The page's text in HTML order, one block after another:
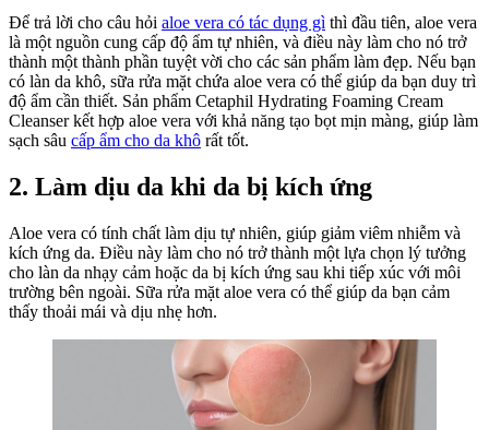
Để trả lời cho câu hỏi aloe vera có tác dụng gì thì đầu tiên, aloe vera
là một nguồn cung cấp độ ẩm tự nhiên, và điều này làm cho nó trở
thành một thành phần tuyệt vời cho các sản phẩm làm đẹp. Nếu bạn
có làn da khô, sữa rửa mặt chứa aloe vera có thể giúp da bạn duy trì
độ ẩm cần thiết. Sản phẩm Cetaphil Hydrating Foaming Cream
Cleanser kết hợp aloe vera với khả năng tạo bọt mịn màng, giúp làm
sạch sâu cấp ẩm cho da khô rất tốt.
2. Làm dịu da khi da bị kích ứng
Aloe vera có tính chất làm dịu tự nhiên, giúp giảm viêm nhiễm và
kích ứng da. Điều này làm cho nó trở thành một lựa chọn lý tưởng
cho làn da nhạy cảm hoặc da bị kích ứng sau khi tiếp xúc với môi
trường bên ngoài. Sữa rửa mặt aloe vera có thể giúp da bạn cảm
thấy thoải mái và dịu nhẹ hơn.